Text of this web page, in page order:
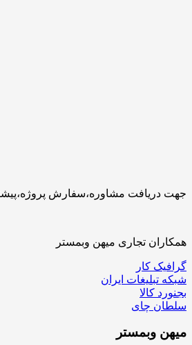
جهت دریافت مشاوره،سفارش پروژه،پیشنهاد یا انتقاد از تیم
همکاران تجاری میهن وبمستر
گرافیک کار
شبکه تبلیغات ایران
بجنورد کالا
سلطان چای
میهن وبمستر